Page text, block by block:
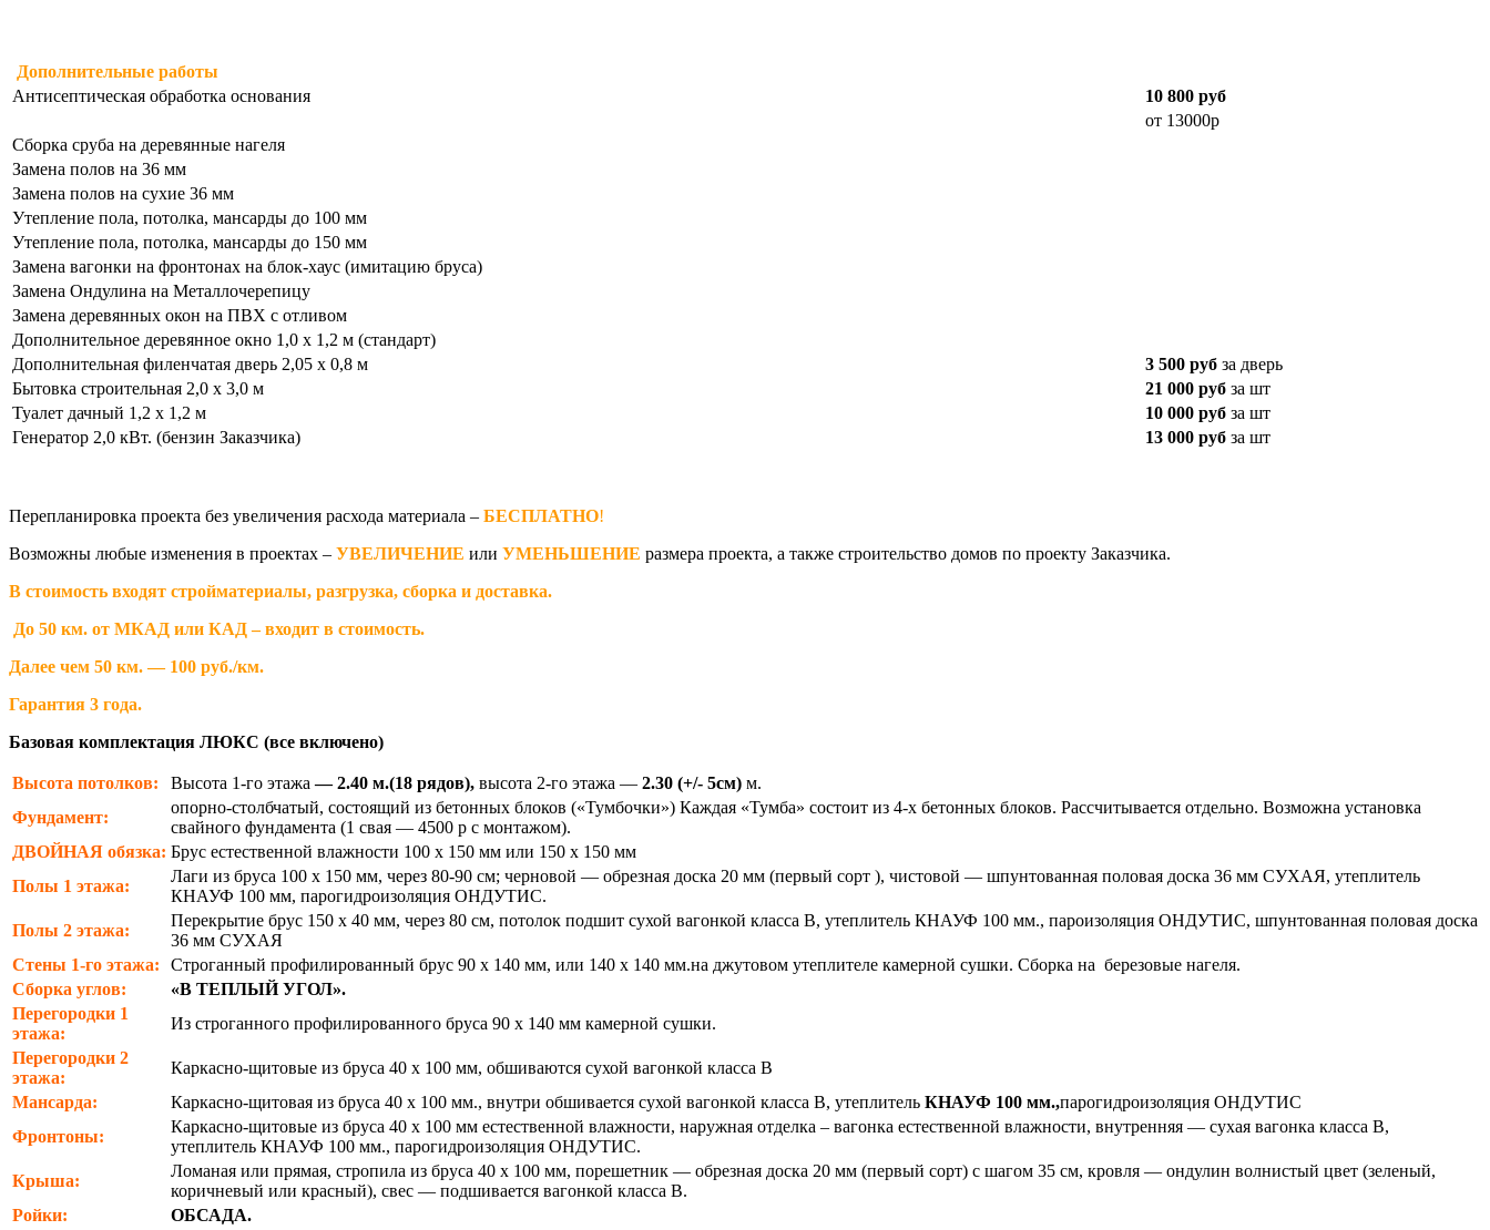
Дополнительные работы
Антисептическая обработка основания
10 800 руб
от 13000р
Сборка сруба на деревянные нагеля
Замена полов на 36 мм
Замена полов на сухие 36 мм
Утепление пола, потолка, мансарды до 100 мм
Утепление пола, потолка, мансарды до 150 мм
Замена вагонки на фронтонах на блок-хаус (имитацию бруса)
Замена Ондулина на Металлочерепицу
Замена деревянных окон на ПВХ с отливом
Дополнительное деревянное окно 1,0 х 1,2 м (стандарт)
Дополнительная филенчатая дверь 2,05 х 0,8 м
3 500 руб за дверь
Бытовка строительная 2,0 х 3,0 м
21 000 руб за шт
Туалет дачный 1,2 х 1,2 м
10 000 руб за шт
Генератор 2,0 кВт. (бензин Заказчика)
13 000 руб за шт
Перепланировка проекта без увеличения расхода материала – БЕСПЛАТНО!
Возможны любые изменения в проектах – УВЕЛИЧЕНИЕ или УМЕНЬШЕНИЕ размера проекта, а также строительство домов по проекту Заказчика.
В стоимость входят стройматериалы, разгрузка, сборка и доставка.
До 50 км. от МКАД или КАД – входит в стоимость.
Далее чем 50 км. — 100 руб./км.
Гарантия 3 года.
Базовая комплектация ЛЮКС (все включено)
Высота потолков: Высота 1-го этажа— 2.40 м.(18 рядов), высота 2-го этажа — 2.30 (+/- 5см) м.
Фундамент:
опорно-столбчатый, состоящий из бетонных блоков («Тумбочки») Каждая «Тумба» состоит из 4-х бетонных блоков. Рассчитывается отдельно. Возможна установка
свайного фундамента (1 свая — 4500 р с монтажом).
ДВОЙНАЯ обязка: Брус естественной влажности 100 х 150 мм или 150 х 150 мм
Полы 1 этажа:
Лаги из бруса 100 х 150 мм, через 80-90 см; черновой — обрезная доска 20 мм (первый сорт ), чистовой — шпунтованная половая доска 36 мм СУХАЯ, утеплитель
КНАУФ 100 мм, парогидроизоляция ОНДУТИС.
Полы 2 этажа:
Перекрытие брус 150 х 40 мм, через 80 см, потолок подшит сухой вагонкой класса В, утеплитель КНАУФ 100 мм., пароизоляция ОНДУТИС, шпунтованная половая доска
36 мм СУХАЯ
Стены 1-го этажа:
Строганный профилированный брус 90 х 140 мм, или 140 х 140 мм.на джутовом утеплителе камерной сушки. Сборка на березовые нагеля.
Сборка углов:
«В ТЕПЛЫЙ УГОЛ».
Перегородки 1
этажа:
Из строганного профилированного бруса 90 х 140 мм камерной сушки.
Перегородки 2
этажа:
Каркасно-щитовые из бруса 40 х 100 мм, обшиваются сухой вагонкой класса В
Мансарда:
Каркасно-щитовая из бруса 40 х 100 мм., внутри обшивается сухой вагонкой класса В, утеплитель КНАУФ 100 мм.,парогидроизоляция ОНДУТИС
Фронтоны:
Каркасно-щитовые из бруса 40 х 100 мм естественной влажности, наружная отделка – вагонка естественной влажности, внутренняя — сухая вагонка класса В,
утеплитель КНАУФ 100 мм., парогидроизоляция ОНДУТИС.
Крыша:
Ломаная или прямая, стропила из бруса 40 х 100 мм, порешетник — обрезная доска 20 мм (первый сорт) с шагом 35 см, кровля — ондулин волнистый цвет (зеленый,
коричневый или красный), свес — подшивается вагонкой класса В.
Ройки:
ОБСАДА.